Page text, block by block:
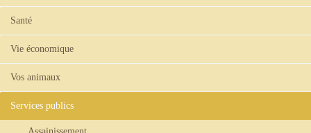
Santé
Vie économique
Vos animaux
Services publics